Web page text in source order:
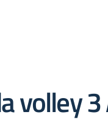
volley 3